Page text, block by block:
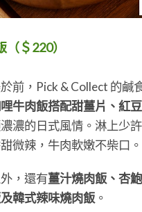
＄220）
前，Pick & Collect 的鹹
牛肉飯搭配甜薑片、紅
濃濃的日式風情。淋上少
微辣，牛肉軟嫩不柴口。
，還有薑汁燒肉飯、杏
韓式辣味燒肉飯 。